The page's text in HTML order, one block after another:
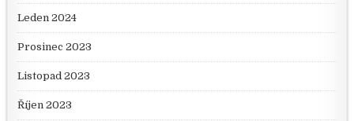
Leden 2024
Prosinec 2023
Listopad 2023
Říjen 2023